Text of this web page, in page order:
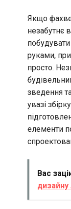
Якщо
незабутнє
руками,
просто.
зведення
увазі
елементи
Вас
дизайну